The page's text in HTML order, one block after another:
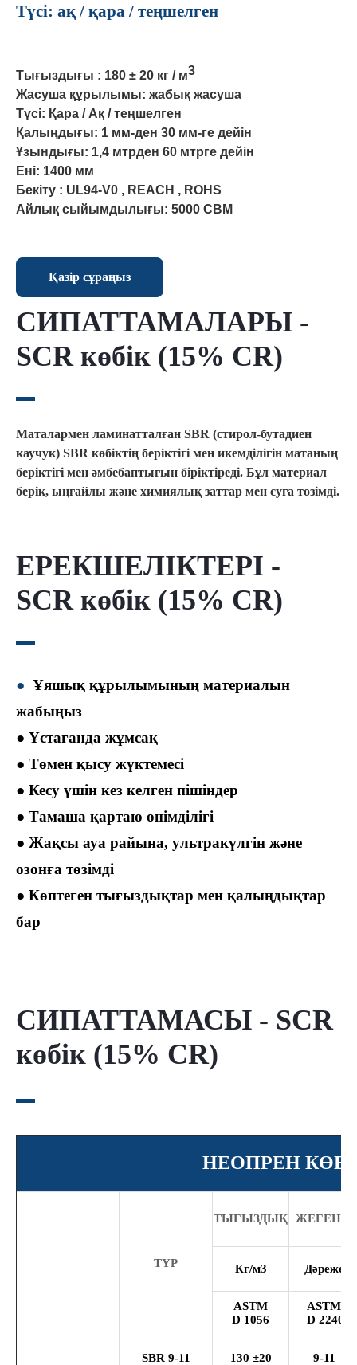
Түсі: ақ / қара / теңшелген
Тығыздығы : 180 ± 20 кг / м3
Жасуша құрылымы: жабық жасуша
Түсі: Қара / Ақ / теңшелген
Қалыңдығы: 1 мм-ден 30 мм-ге дейін
Ұзындығы: 1,4 мтрден 60 мтрге дейін
Ені: 1400 мм
Бекіту : UL94-V0 , REACH , ROHS
Айлық сыйымдылығы: 5000 CBM
Қазір сұраңыз
СИПАТТАМАЛАРЫ -
SCR көбік (15% CR)
Маталармен ламинатталған SBR (стирол-бутадиен
каучук) SBR көбіктің беріктігі мен икемділігін матаның
беріктігі мен әмбебаптығын біріктіреді. Бұл материал
берік, ыңғайлы және химиялық заттар мен суға төзімді.
ЕРЕКШЕЛІКТЕРІ -
SCR көбік (15% CR)
● Ұяшық құрылымының материалын
жабыңыз
● Ұстағанда жұмсақ
● Төмен қысу жүктемесі
● Кесу үшін кез келген пішіндер
● Тамаша қартаю өнімділігі
● Жақсы ауа райына, ультракүлгін және
озонға төзімді
● Көптеген тығыздықтар мен қалыңдықтар
бар
СИПАТТАМАСЫ - SCR
көбік (15% CR)
НЕОПРЕН
ТҮР
ТЫҒЫЗДЫҚ ЖЕГЕН С
Кг/м3 Дәреже
ASTM
D 1056
ASTM
D 2240
SBR 9-11 130 ±20 9-11